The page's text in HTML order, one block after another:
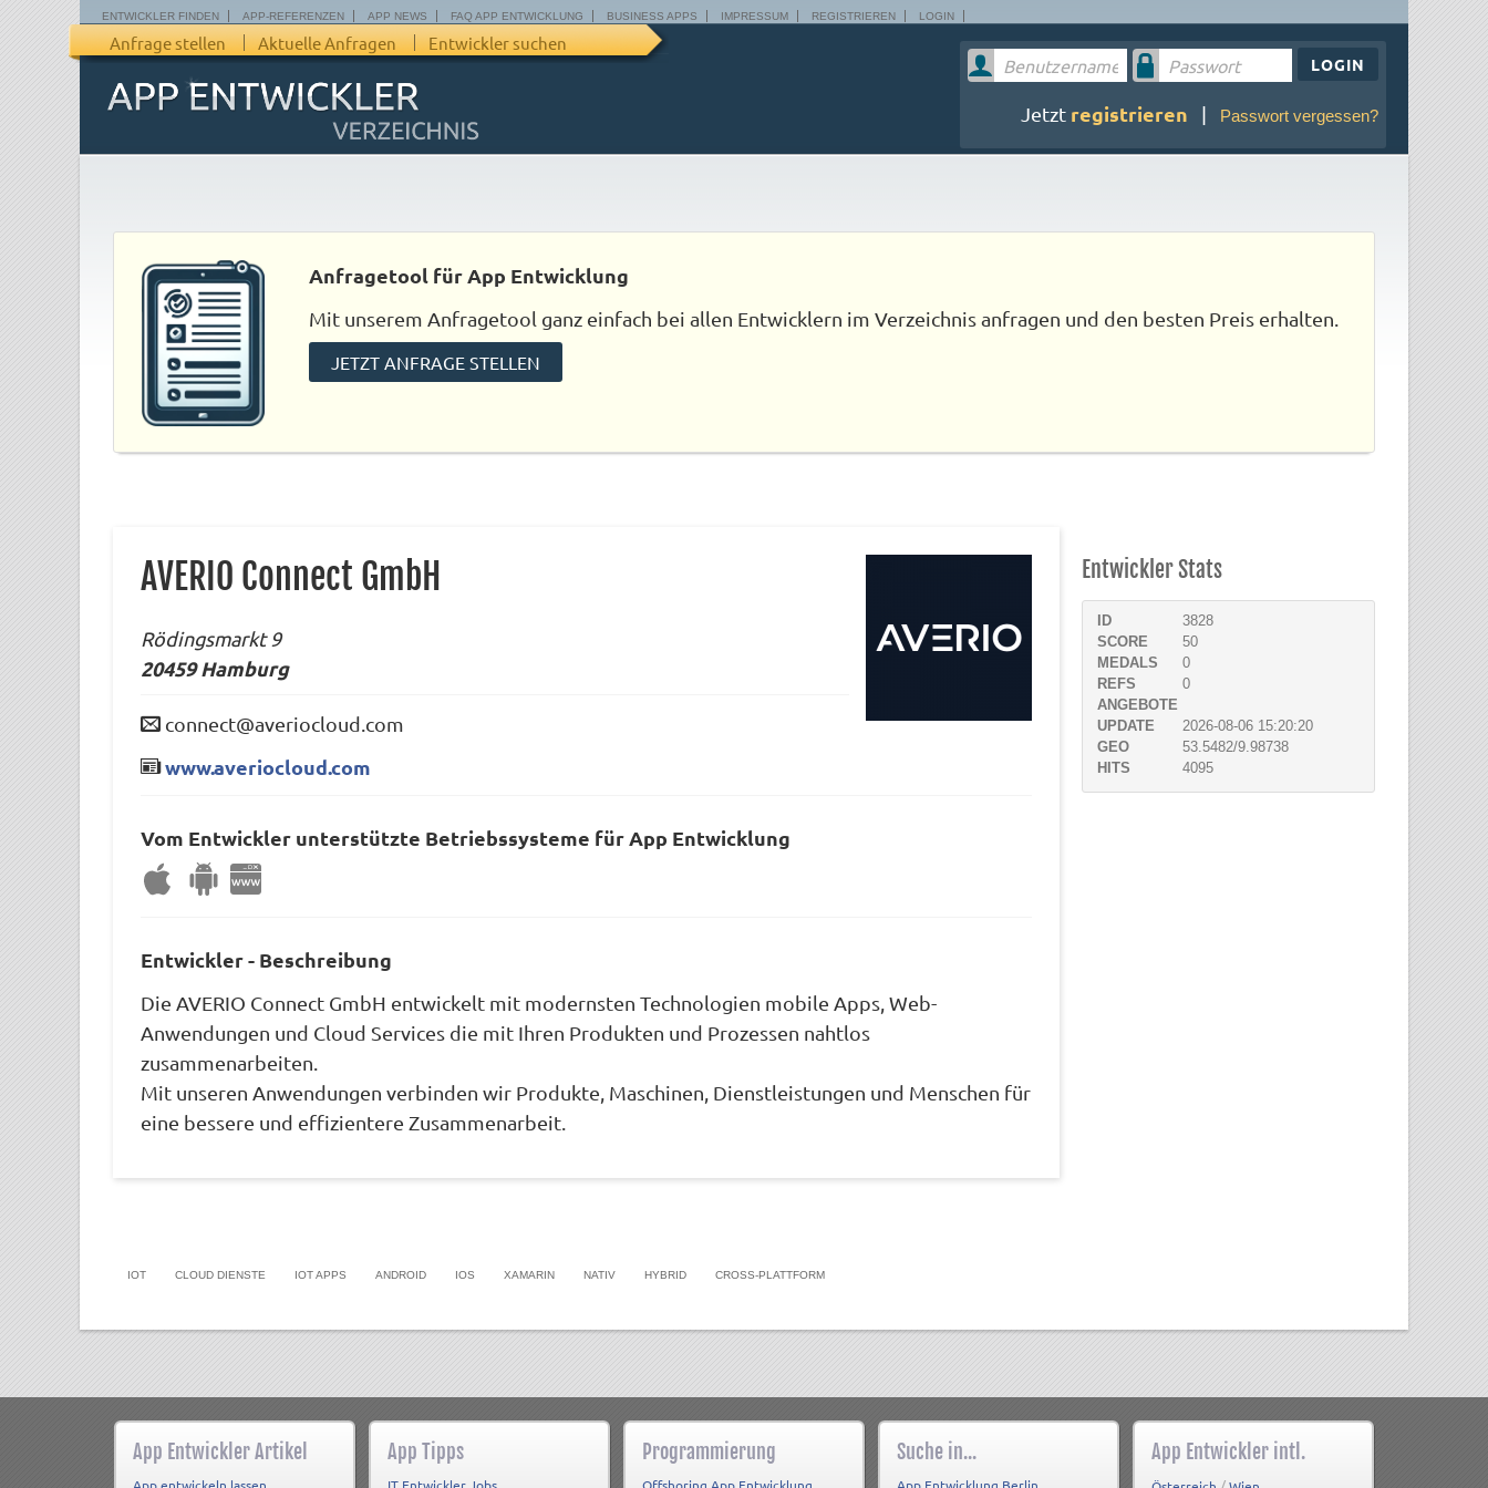
ENTWICKLER FINDEN APP-REFERENZEN APP NEWS FAQ APP ENTWICKLUNG BUSINESS APPS IMPRESSUM REGISTRIEREN LOGIN
Anfrage stellen Aktuelle Anfragen Entwickler suchen
LOGIN
Jetzt registrieren | Passwort vergessen?
Anfragetool für App Entwicklung
Mit unserem Anfragetool ganz einfach bei allen Entwicklern im Verzeichnis anfragen und den besten Preis erhalten.
JETZT ANFRAGE STELLEN
AVERIO Connect GmbH
Rödingsmarkt 9
20459Hamburg
connect@averiocloud.com
www.averiocloud.com
Vom Entwickler unterstützte Betriebssysteme für App Entwicklung
Entwickler - Beschreibung
Die AVERIO Connect GmbH entwickelt mit modernsten Technologien mobile Apps, Web-
Anwendungen und Cloud Services die mit Ihren Produkten und Prozessen nahtlos
zusammenarbeiten.
Mit unseren Anwendungen verbinden wir Produkte, Maschinen, Dienstleistungen und Menschen für
eine bessere und effizientere Zusammenarbeit.
Entwickler Stats
ID
3828
SCORE
50
MEDALS
0
REFS
0
ANGEBOTE
UPDATE
2026-08-06 15:20:20
GEO
53.5482/9.98738
HITS
4095
IOT CLOUD DIENSTE IOT APPS ANDROID IOS XAMARIN NATIV HYBRID CROSS-PLATTFORM
App Entwickler Artikel App Tipps Programmierung Suche in... App Entwickler intl.